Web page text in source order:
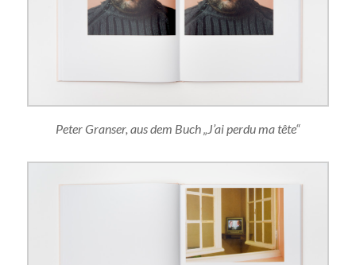
Peter Granser, aus dem Buch „J’ai perdu ma tête“